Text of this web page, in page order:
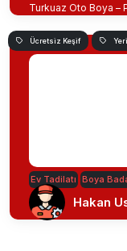
Turkuaz Oto Boya –
Ücretsiz Keşif
Ev Tadilatı Boya
Hakan